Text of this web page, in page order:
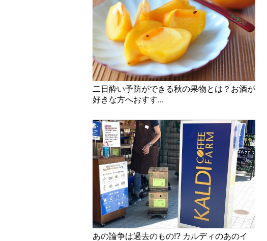
二日酔い予防ができる秋の果物とは？お酒が
好きな方へおすす...
あの論争は過去のもの!? カルディのあのイ